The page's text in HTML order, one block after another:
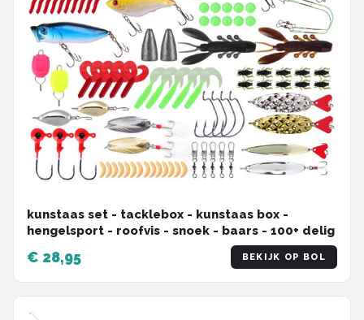
kunstaas set - tacklebox - kunstaas box -
hengelsport - roofvis - snoek - baars - 100+ delig
€ 28,95 BEKIJK OP BOL